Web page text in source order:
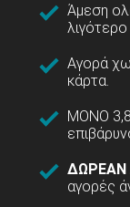
Άμεση
Αγορά
κάρτα.
ΜΟΝΟ
αγορές